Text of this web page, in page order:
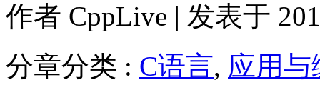
作者 CppLive | 发表于
分章分类 : C语言, 应用与